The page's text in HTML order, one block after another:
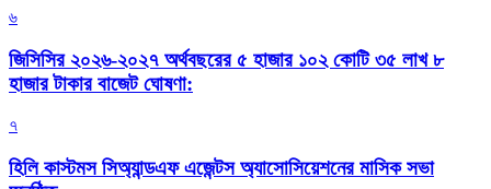
৬
জিসিসির ২০২৬-২০২৭ অর্থবছরের ৫ হাজার ১০২ কোটি ৩৫ লাখ ৮
হাজার টাকার বাজেট ঘোষণা:
৭
হিলি কাস্টমস সিঅ্যান্ডএফ এজেন্টস অ্যাসোসিয়েশনের মাসিক সভা